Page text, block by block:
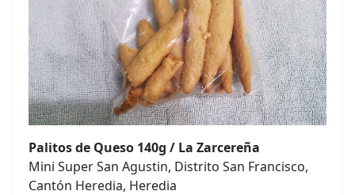
Palitos de Queso 140g / La Zarcereña
Mini Super San Agustin, Distrito San Francisco,
Cantón Heredia, Heredia